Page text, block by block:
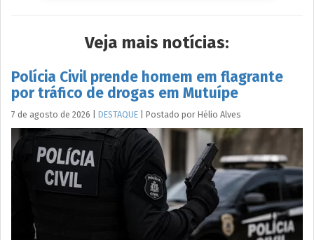
Veja mais notícias:
Polícia Civil prende homem em flagrante
por tráfico de drogas em Mutuípe
7 de agosto de 2026 DESTAQUE Postado por Hélio Alves